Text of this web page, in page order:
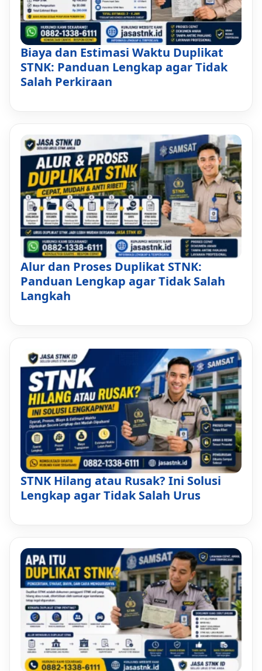
Biaya dan Estimasi Waktu Duplikat
STNK: Panduan Lengkap agar Tidak
Salah Perkiraan
Alur dan Proses Duplikat STNK:
Panduan Lengkap agar Tidak Salah
Langkah
STNK Hilang atau Rusak? Ini Solusi
Lengkap agar Tidak Salah Urus